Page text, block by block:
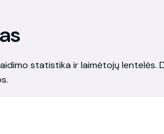
statistika ir laimėtojų lentelės.